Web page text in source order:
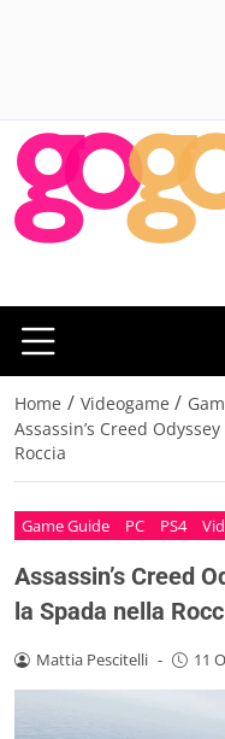
Home / Videogame /
Assassin’s Creed
Roccia
Game Guide PC PS4
Assassin’s Creed
la Spada nella
Mattia Pescitelli - 11